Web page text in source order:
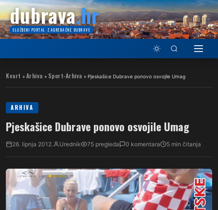
dubrava.hr
SLUŽBENI PORTAL ZAGREBAČKE DUBRAVE
Kvart » Arhiva » Sport-Arhiva » Pjeskašice Dubrave ponovo osvojile Umag
ARHIVA
Pjeskašice Dubrave ponovo osvojile Umag
26. lipnja 2012. Urednik 75 pregleda 0 komentara 5 min čitanja